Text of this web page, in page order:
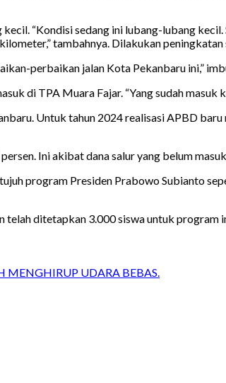
“Kondisi sedang ini lubang-lubang
tambahnya. Dilakukan
perbaikan jalan Kota Pekanbaru ini,”
di TPA Muara Fajar. “Yang sudah
Untuk tahun 2024 realisasi APBD
Ini akibat dana salur yang belum
program Presiden Prabowo Subianto
ditetapkan 3.000 siswa untuk program
UDARA BEBAS.